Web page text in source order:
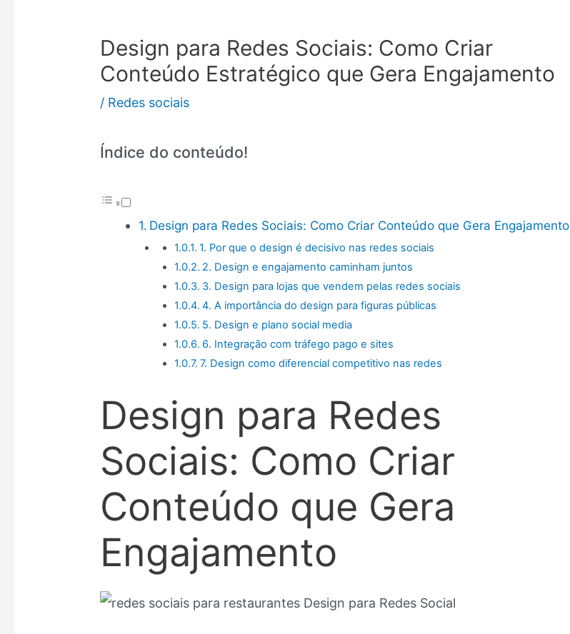
Design para Redes Sociais: Como Criar
Conteúdo Estratégico que Gera Engajamento
/ Redes sociais
Índice do conteúdo!
Design para Redes Sociais: Como Criar Conteúdo que Gera Engajamento
1. Por que o design é decisivo nas redes sociais
2. Design e engajamento caminham juntos
3. Design para lojas que vendem pelas redes sociais
4. A importância do design para figuras públicas
5. Design e plano social media
6. Integração com tráfego pago e sites
7. Design como diferencial competitivo nas redes
Design para Redes
Sociais: Como Criar
Conteúdo que Gera
Engajamento